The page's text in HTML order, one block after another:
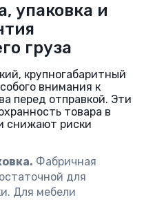
упаковка и
груза
крупногабаритный
внимания к
перед отправкой. Эти
товара в
снижают риски
Фабричная
для
Для мебели